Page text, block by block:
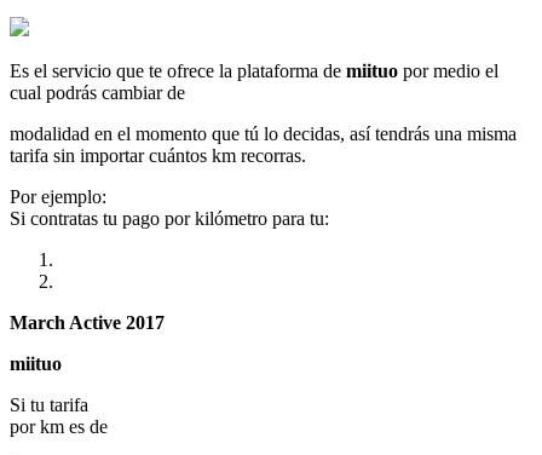
Es el servicio que te ofrece la plataforma de miituo por medio el
cual podrás cambiar de
modalidad en el momento que tú lo decidas, así tendrás una misma
tarifa sin importar cuántos km recorras.
Por ejemplo:
Si contratas tu pago por kilómetro para tu:
March Active 2017
miituo
Si tu tarifa
por km es de